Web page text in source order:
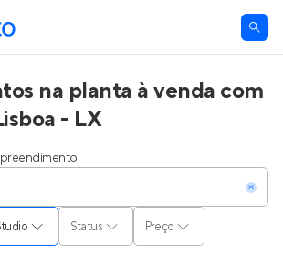
na planta à venda com
- LX
Status Preço